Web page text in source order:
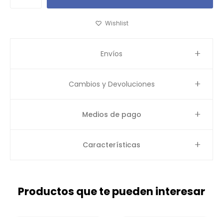
Envíos
Cambios y Devoluciones
Medios de pago
Características
Productos que te pueden interesar